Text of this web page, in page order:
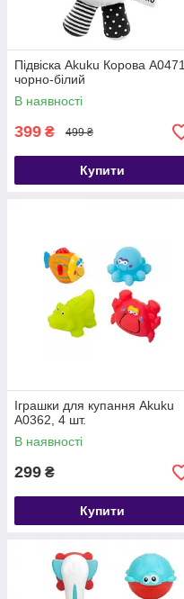
Підвіска Akuku Корова A0471,
чорно-білий
В наявності
399 ₴ 499 ₴
Купити
Іграшки для купання Akuku
A0362, 4 шт.
В наявності
299 ₴
Купити